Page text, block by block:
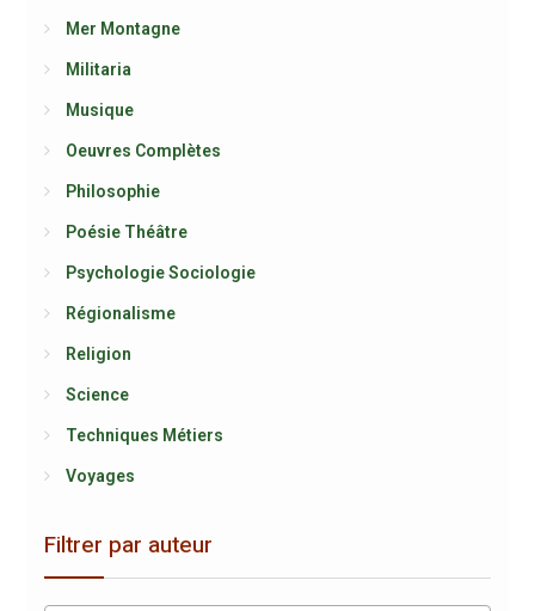
Mer Montagne
Militaria
Musique
Oeuvres Complètes
Philosophie
Poésie Théâtre
Psychologie Sociologie
Régionalisme
Religion
Science
Techniques Métiers
Voyages
Filtrer par auteur